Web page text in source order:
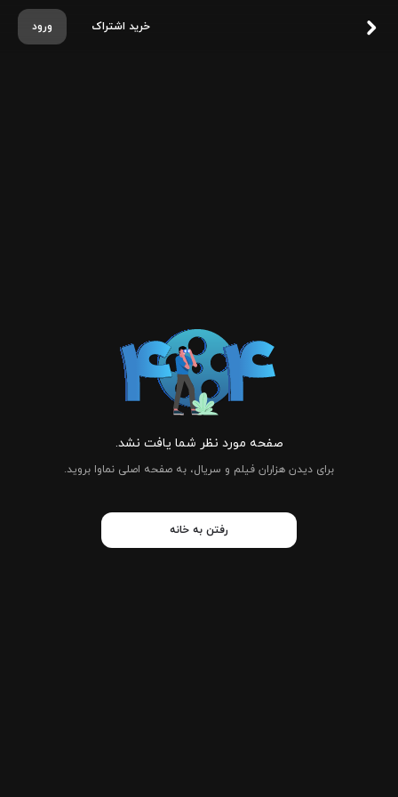
ورود خرید اشتراک
صفحه مورد نظر شما یافت نشد.
برای دیدن هزاران فیلم و سریال، به صفحه اصلی نماوا بروید.
رفتن به خانه